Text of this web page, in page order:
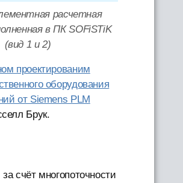
расчетная
в ПК SOFiSTiK
(вид 1 и 2)
проектированим
оборудования
от Siemens PLM
Брук.
счёт многопоточности